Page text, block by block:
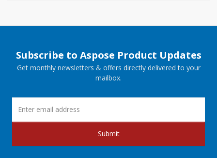
Subscribe to Aspose Product Updates
Get monthly newsletters & offers directly delivered to your
mailbox.
Submit